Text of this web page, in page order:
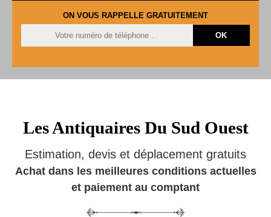
ON VOUS RAPPELLE GRATUITEMENT
Les Antiquaires Du Sud Ouest
Estimation, devis et déplacement gratuits
Achat dans les meilleures conditions actuelles
et paiement au comptant